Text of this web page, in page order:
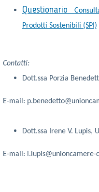
Questionario
Prodotti Sostenibili (SPI)
Contatti:
Dott.ssa Porzia
E-mail:
Dott.ssa Irene V. Lupis,
E-mail: